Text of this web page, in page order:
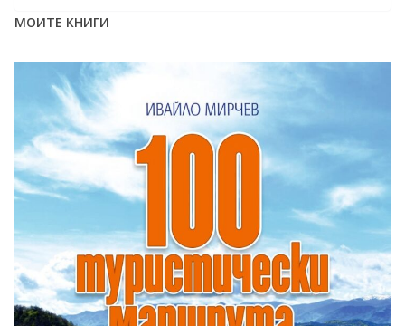
МОИТЕ КНИГИ